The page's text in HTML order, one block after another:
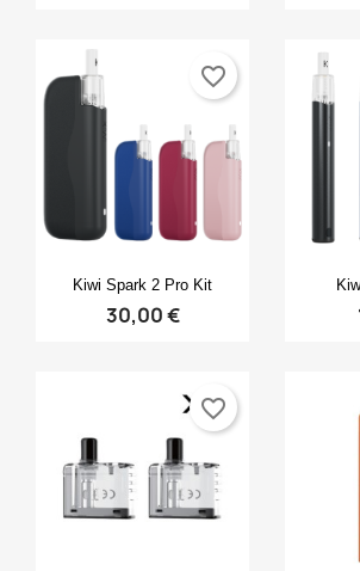
 Anteprima
Kiwi Spark 2 Pro Kit
30,00 €
favorite_border

favorite_border